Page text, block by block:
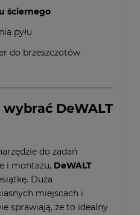
ściernego
pyłu
do brzeszczotów
DeWALT
do zadań
i montażu, DeWALT
Duża
miejscach i
sprawiają, że to idealny